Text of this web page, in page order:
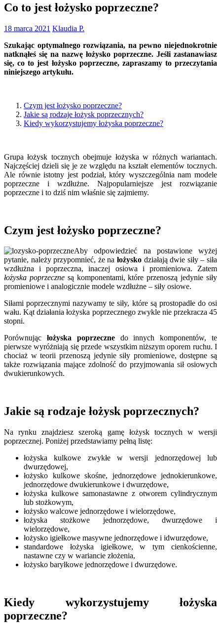
Co to jest łożysko poprzeczne?
18 marca 2021 Klaudia P.
Szukając optymalnego rozwiązania, na pewno niejednokrotnie
natknąłeś się na nazwę łożysko poprzeczne. Jeśli zastanawiasz
się, co to jest łożysko poprzeczne, zapraszamy to przeczytania
niniejszego artykułu.
Czym jest łożysko poprzeczne?
Jakie są rodzaje łożysk poprzecznych?
Kiedy wykorzystujemy łożyska poprzeczne?
Grupa łożysk tocznych obejmuje łożyska w różnych wariantach.
Najczęściej dzieli się je ze względu na kształt elementów tocznych.
Ale równie istotny jest podział, który wyszczególnia nam modele
poprzeczne i wzdłużne. Najpopularniejsze jest rozwiązanie
poprzeczne i to dziś nim właśnie się zajmiemy.
Czym jest łożysko poprzeczne?
Aby odpowiedzieć na postawione wyżej
pytanie, należy przypomnieć, że na łożysko działają dwie siły – siła
wzdłużna i poprzeczna, inaczej osiowa i promieniowa. Zatem
łożyska poprzecznesą komponentami, które przenoszą jedynie siły
promieniowe i analogicznie modele wzdłużne – siły osiowe.
Siłami poprzecznymi nazywamy te siły, które są prostopadłe do osi
wału. Kąt działania łożyska poprzecznego zwykle nie przekracza 45
stopni.
Porównując łożyska poprzecznedo innych komponentów, te
pierwsze wyróżniają się przede wszystkim niższym oporem ruchu. I
chociaż w teorii przenoszą jedynie siły promieniowe, dostępne są
także rozwiązania mające zdolność do przyjmowania sił osiowych
dwukierunkowych.
Jakie są rodzaje łożysk poprzecznych?
Na rynku znajdziesz szeroką gamę łożysk tocznych w wersji
poprzecznej. Poniżej przedstawiamy pełną listę:
łożyska kulkowe zwykłe w wersji jednorzędowej lub
dwurzędowej,
łożysko kulkowe skośne, jednorzędowe jednokierunkowe,
jednorzędowe dwukierunkowe i dwurzędowe,
łożyska kulkowe samonastawne z otworem cylindrycznym
lub stożkowym,
łożysko walcowe jednorzędowe i wielorzędowe,
łożyska stożkowe jednorzędowe, dwurzędowe i
wielorzędowe,
łożysko igiełkowe masywne jednorzędowe i idwurzędowe,
standardowe łożyska igiełkowe, w tym cienkościenne,
nastawne czy w wariancie złożenia,
łożysko baryłkowe jednorzędowe i dwurzędowe.
Kiedy wykorzystujemy łożyska
poprzeczne?